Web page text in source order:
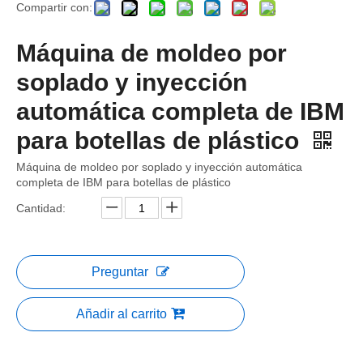
Compartir con:
Máquina de moldeo por
soplado y inyección
automática completa de IBM
para botellas de plástico
Máquina de moldeo por soplado y inyección automática
completa de IBM para botellas de plástico
Cantidad:
Preguntar
Añadir al carrito